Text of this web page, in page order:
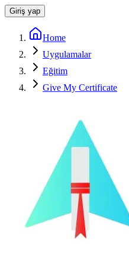
Giriş yap
Home
Uygulamalar
Eğitim
Give My Certificate